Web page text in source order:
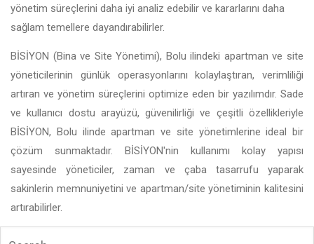
yönetim süreçlerini daha iyi analiz edebilir ve kararlarını daha
sağlam temellere dayandırabilirler.
BİSİYON (Bina ve Site Yönetimi), Bolu ilindeki apartman ve site
yöneticilerinin günlük operasyonlarını kolaylaştıran, verimliliği
artıran ve yönetim süreçlerini optimize eden bir yazılımdır. Sade
ve kullanıcı dostu arayüzü, güvenilirliği ve çeşitli özellikleriyle
BİSİYON, Bolu ilinde apartman ve site yönetimlerine ideal bir
çözüm sunmaktadır. BİSİYON'nin kullanımı kolay yapısı
sayesinde yöneticiler, zaman ve çaba tasarrufu yaparak
sakinlerin memnuniyetini ve apartman/site yönetiminin kalitesini
artırabilirler.